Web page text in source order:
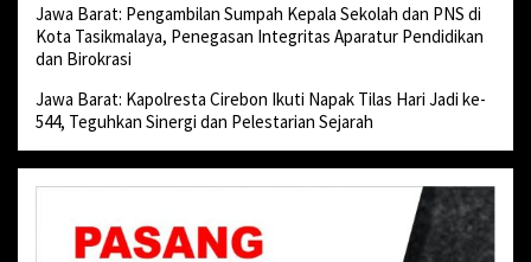
Jawa Barat: Pengambilan Sumpah Kepala Sekolah dan PNS di
Kota Tasikmalaya, Penegasan Integritas Aparatur Pendidikan
dan Birokrasi
Jawa Barat: Kapolresta Cirebon Ikuti Napak Tilas Hari Jadi ke-
544, Teguhkan Sinergi dan Pelestarian Sejarah